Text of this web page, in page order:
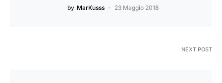
by MarKusss 23 Maggio 2018
NEXT POST